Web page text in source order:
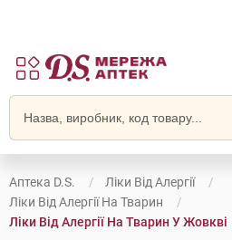
Аптека D.S.
Ліки Від Алергії
Ліки Від Алергії На Тварин
Ліки Від Алергії На Тварин У Жовкві